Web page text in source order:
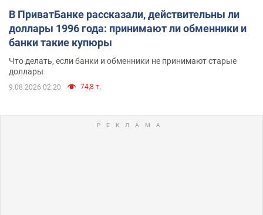
В ПриватБанке рассказали, действительны ли
доллары 1996 года: принимают ли обменники и
банки такие купюры
Что делать, если банки и обменники не принимают старые
доллары
9.08.2026 02:20 74,8 т.